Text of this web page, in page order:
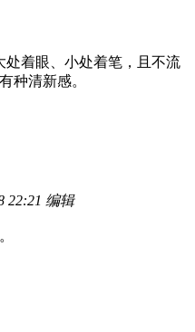
处着眼、小处着笔，且不流
种清新感。
22:21 编辑